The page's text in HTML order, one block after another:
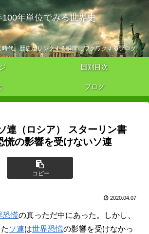
100年単位でみる世界史
代。歴史がリンクする瞬間にワクワクするブログ
国別目次
ブログ
連（ロシア） スターリン書
慌の影響を受けないソ連
コピー
2020.04.07
恐慌の真っただ中にあった。しかし、
ソ連は世界恐慌の影響を受けなかっ